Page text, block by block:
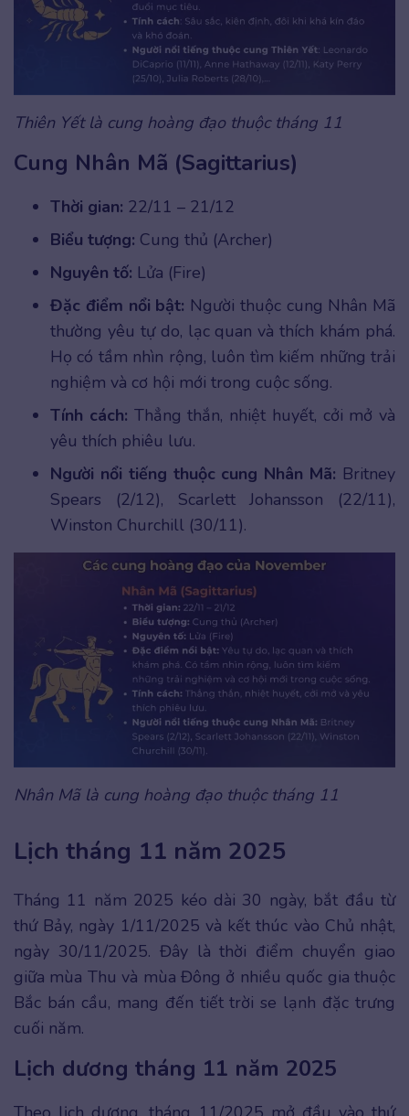
Thiên Yết là cung hoàng đạo thuộc tháng 11
Cung Nhân Mã (Sagittarius)
Thời gian: 22/11 – 21/12
Biểu tượng: Cung thủ (Archer)
Nguyên tố: Lửa (Fire)
Đặc điểm nổi bật: Người thuộc cung Nhân Mã
thường yêu tự do, lạc quan và thích khám phá.
Họ có tầm nhìn rộng, luôn tìm kiếm những trải
nghiệm và cơ hội mới trong cuộc sống.
Tính cách: Thẳng thắn, nhiệt huyết, cởi mở và
yêu thích phiêu lưu.
Người nổi tiếng thuộc cung Nhân Mã: Britney
Spears (2/12), Scarlett Johansson (22/11),
Winston Churchill (30/11).
Nhân Mã là cung hoàng đạo thuộc tháng 11
Lịch tháng 11 năm 2025
Tháng 11 năm 2025 kéo dài 30 ngày, bắt đầu từ
thứ Bảy, ngày 1/11/2025 và kết thúc vào Chủ nhật,
ngày 30/11/2025. Đây là thời điểm chuyển giao
giữa mùa Thu và mùa Đông ở nhiều quốc gia thuộc
Bắc bán cầu, mang đến tiết trời se lạnh đặc trưng
cuối năm.
Lịch dương tháng 11 năm 2025